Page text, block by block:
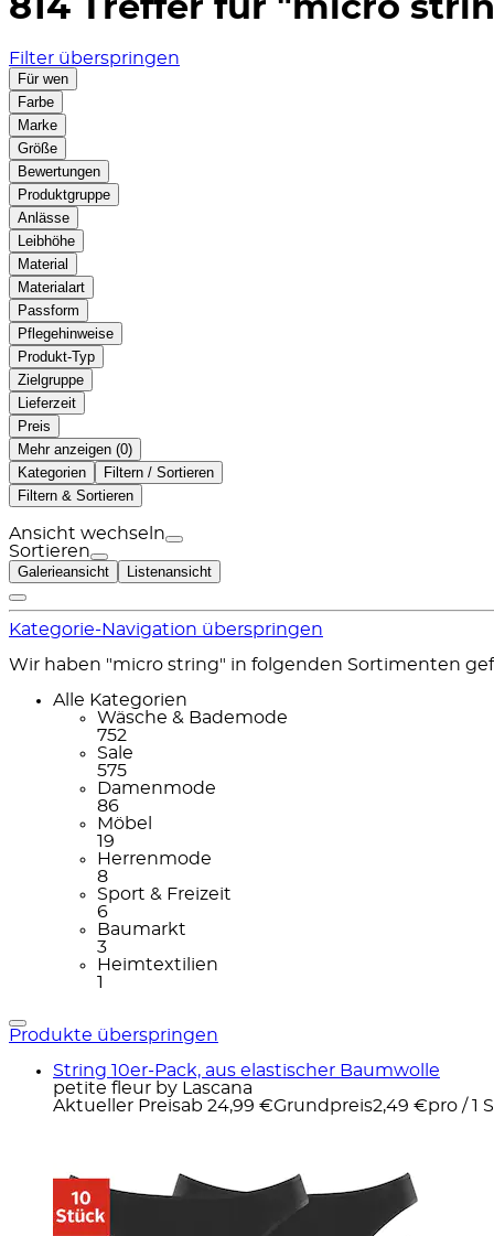
814 Treffer für "micro
Filter überspringen
Für wen
Farbe
Marke
Größe
Bewertungen
Produktgruppe
Anlässe
Leibhöhe
Material
Materialart
Passform
Pflegehinweise
Produkt-Typ
Zielgruppe
Lieferzeit
Preis
Mehr anzeigen ( )
Kategorien
Filtern / Sortieren
Filtern & Sortieren
Ansicht wechseln
Sortieren
Galerieansicht Listenansicht
Kategorie-Navigation überspringen
Wir haben "micro string" in folgenden Sortimenten
Alle Kategorien
Wäsche & Bademode
752
Sale
575
Damenmode
86
Möbel
19
Herrenmode
8
Sport & Freizeit
6
Baumarkt
3
Heimtextilien
1
Produkte überspringen
String 10er-Pack, aus elastischer Baumwolle
petite fleur by Lascana
Aktueller Preisab 24,99 €Grundpreis2,49 €pro / 1